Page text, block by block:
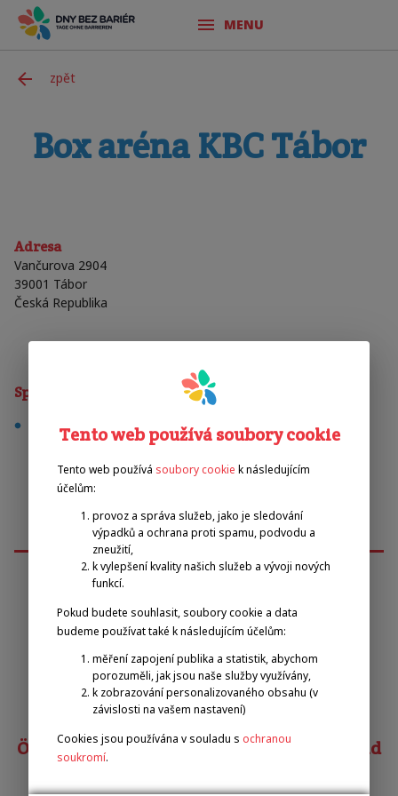
MENU
zpět
Box aréna KBC Tábor
Adresa
Vančurova 2904
39001 Tábor
Česká Republika
Sporty
Emilova sportovní, z.s.
Pavel Zbožínek
zbozinek@emilova-sportovni.cz
+420 602 720 518
Österreichischer Behindertensportverband
Tento web používá soubory cookie
Tento web používá soubory cookie k následujícím
účelům:
provoz a správa služeb, jako je sledování
výpadků a ochrana proti spamu, podvodu a
zneužití,
k vylepšení kvality našich služeb a vývoji nových
funkcí.
Pokud budete souhlasit, soubory cookie a data
budeme používat také k následujícím účelům:
měření zapojení publika a statistik, abychom
porozuměli, jak jsou naše služby využívány,
k zobrazování personalizovaného obsahu (v
závislosti na vašem nastavení)
Cookies jsou používána v souladu s ochranou
soukromí.